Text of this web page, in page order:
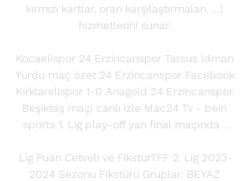
kırmızı kartlar, oran karşılaştırmaları, …)
hizmetlerini sunar.
Kocaelispor 24 Erzincanspor Tarsus İdman
Yurdu maç özet 24 Erzincanspor Facebook
Kırklarelispor 1-0 Anagold 24 Erzincanspor.
Beşiktaş maçı canlı izle Mac24 Tv - bein
sports 1. Lig play-off yarı final maçında ...
Lig Puan Cetveli ve FikstürTFF 2. Lig 2023-
2024 Sezonu Fikstürü Gruplar: BEYAZ